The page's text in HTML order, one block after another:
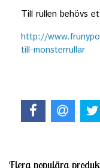
Till rullen behövs
http://
till-monsterrullar
Flera populära